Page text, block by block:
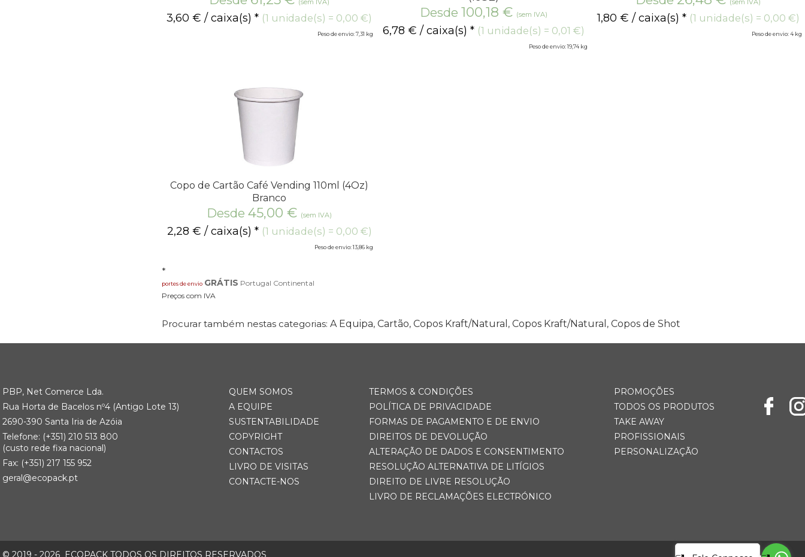
(sem IVA)
3,60 € / caixa(s) * (1 unidade(s) = 0,00 €)
Peso de envio: 7,31 kg
Desde 100,18 € (sem IVA)
6,78 € / caixa(s) * (1 unidade(s) = 0,01 €)
Peso de envio: 19,74 kg
(sem IVA)
1,80 € / caixa(s) * (1 unidade(s) = 0,00 €)
Peso de envio: 4 kg
Copo de Cartão Café Vending 110ml (4Oz)
Branco
Desde 45,00 € (sem IVA)
2,28 € / caixa(s) * (1 unidade(s) = 0,00 €)
Peso de envio: 13,86 kg
*
portes de envio GRÁTIS Portugal Continental
Preços com IVA
Procurar também nestas categorias: A Equipa, Cartão, Copos Kraft/Natural , Copos Kraft/Natural , Copos de Shot
PBP, Net Comerce Lda.
Rua Horta de Bacelos nº4 (Antigo Lote 13)
2690-390 Santa Iria de Azóia
Telefone: (+351) 210 513 800
(custo rede fixa nacional)
Fax: (+351) 217 155 952
geral@ecopack.pt
QUEM SOMOS
A EQUIPE
SUSTENTABILIDADE
COPYRIGHT
CONTACTOS
LIVRO DE VISITAS
CONTACTE-NOS
TERMOS & CONDIÇÕES
POLÍTICA DE PRIVACIDADE
FORMAS DE PAGAMENTO E DE ENVIO
DIREITOS DE DEVOLUÇÃO
ALTERAÇÃO DE DADOS E CONSENTIMENTO
RESOLUÇÃO ALTERNATIVA DE LITÍGIOS
DIREITO DE LIVRE RESOLUÇÃO
LIVRO DE RECLAMAÇÕES ELECTRÓNICO
PROMOÇÕES
TODOS OS PRODUTOS
TAKE AWAY
PROFISSIONAIS
PERSONALIZAÇÃO
© 2019 - 2026 ECOPACK TODOS OS DIREITOS RESERVADOS